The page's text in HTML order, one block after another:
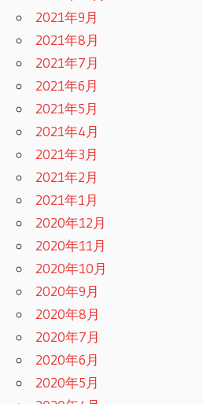
2021年9月
2021年8月
2021年7月
2021年6月
2021年5月
2021年4月
2021年3月
2021年2月
2021年1月
2020年12月
2020年11月
2020年10月
2020年9月
2020年8月
2020年7月
2020年6月
2020年5月